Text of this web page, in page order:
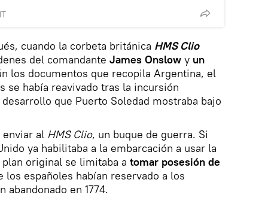
cuando la corbeta británica HMS Clio
del comandante James Onslow y un
los documentos que recopila Argentina, el
se había reavivado tras la incursión
que Puerto Soledad mostraba bajo
al HMS Clio, un buque de guerra. Si
ya habilitaba a la embarcación a usar la
original se limitaba a tomar posesión de
los españoles habían reservado a los
abandonado en 1774.